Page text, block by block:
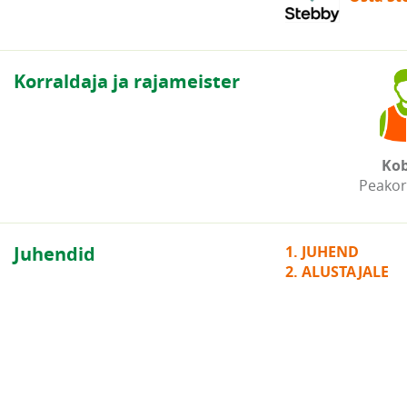
Korraldaja ja rajameister
Juhendid
1. JUHEND
2. ALUSTAJALE